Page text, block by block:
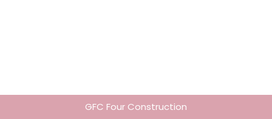
GFC Four Construction